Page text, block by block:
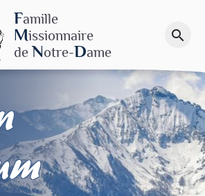
Famille
Missionnaire
de Notre-Dame
search
Faire un don